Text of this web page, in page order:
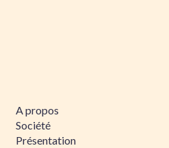
A propos
Société
Présentation